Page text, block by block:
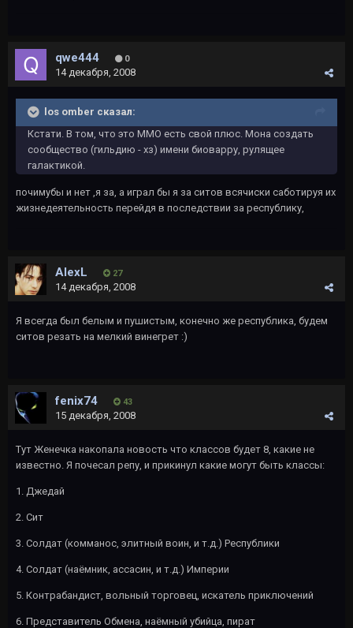
qwe444 0
14 декабря, 2008
los omber сказал:
Кстати. В том, что это ММО есть свой плюс. Мона создать
сообщество (гильдию - хз) имени биоварру, рулящее
галактикой.
почимубы и нет ,я за, а играл бы я за ситов всячиски саботируя их
жизнедеятельность перейдя в последствии за республику,
AlexL 27
14 декабря, 2008
Я всегда был белым и пушистым, конечно же республика, будем
ситов резать на мелкий винегрет :)
fenix74 43
15 декабря, 2008
Тут Женечка накопала новость что классов будет 8, какие не
известно. Я почесал репу, и прикинул какие могут быть классы:
1. Джедай
2. Сит
3. Солдат (комманос, элитный воин, и т.д.) Республики
4. Солдат (наёмник, ассасин, и т.д.) Империи
5. Контрабандист, вольный торговец, искатель приключений
6. Представитель Обмена, наёмный убийца, пират